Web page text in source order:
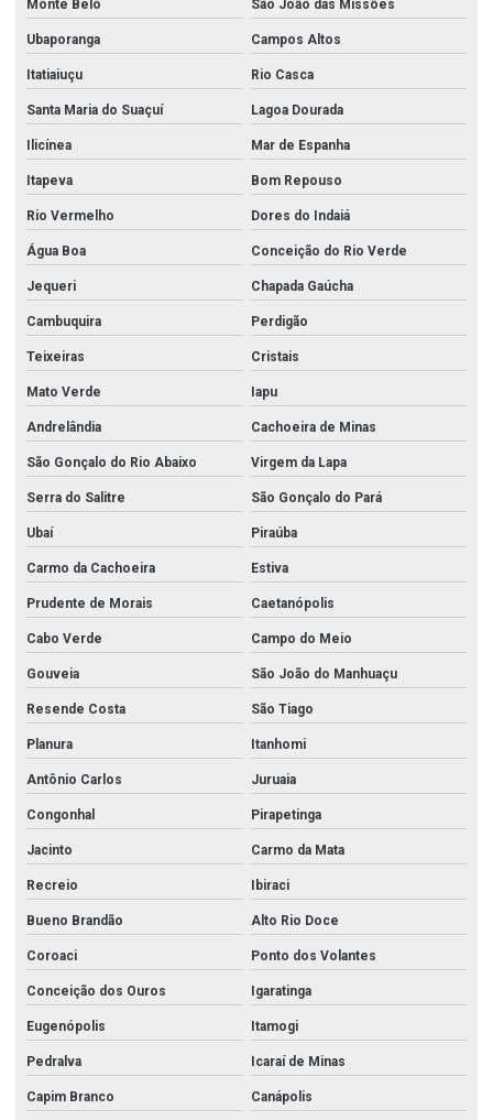
Monte Belo São João das Missões
Ubaporanga Campos Altos
Itatiaiuçu Rio Casca
Santa Maria do Suaçuí Lagoa Dourada
Ilicínea Mar de Espanha
Itapeva Bom Repouso
Rio Vermelho Dores do Indaiá
Água Boa Conceição do Rio Verde
Jequeri Chapada Gaúcha
Cambuquira Perdigão
Teixeiras Cristais
Mato Verde Iapu
Andrelândia Cachoeira de Minas
São Gonçalo do Rio Abaixo Virgem da Lapa
Serra do Salitre São Gonçalo do Pará
Ubaí Piraúba
Carmo da Cachoeira Estiva
Prudente de Morais Caetanópolis
Cabo Verde Campo do Meio
Gouveia São João do Manhuaçu
Resende Costa São Tiago
Planura Itanhomi
Antônio Carlos Juruaia
Congonhal Pirapetinga
Jacinto Carmo da Mata
Recreio Ibiraci
Bueno Brandão Alto Rio Doce
Coroaci Ponto dos Volantes
Conceição dos Ouros Igaratinga
Eugenópolis Itamogi
Pedralva Icaraí de Minas
Capim Branco Canápolis